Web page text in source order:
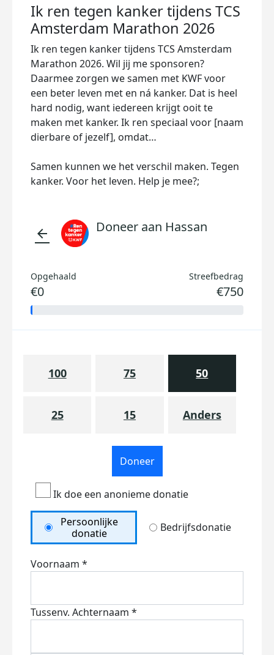
Ik ren tegen kanker tijdens TCS
Amsterdam Marathon 2026
Ik ren tegen kanker tijdens TCS Amsterdam
Marathon 2026. Wil jij me sponsoren?
Daarmee zorgen we samen met KWF voor
een beter leven met en ná kanker. Dat is heel
hard nodig, want iedereen krijgt ooit te
maken met kanker. Ik ren speciaal voor [naam
dierbare of jezelf], omdat…
Samen kunnen we het verschil maken. Tegen
kanker. Voor het leven. Help je mee?;
arrow_back Doneer aan Hassan
Opgehaald
€0
Streefbedrag
€750
100 75 50
25 15 Anders
Doneer
Ik doe een anonieme donatie
Persoonlijke
donatie
Bedrijfsdonatie
Voornaam *
Tussenv. Achternaam *